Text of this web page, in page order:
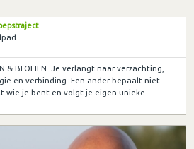
& BLOEIEN. Je verlangt naar verzachting,
en verbinding. Een ander bepaalt niet
wie je bent en volgt je eigen unieke